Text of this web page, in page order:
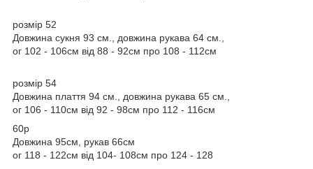
розмір 52
Довжина сукня 93 см., довжина рукава 64 см.,
ог 102 - 106см від 88 - 92см про 108 - 112см
розмір 54
Довжина плаття 94 см., довжина рукава 65 см.,
ог 106 - 110см від 92 - 98см про 112 - 116см
60р
Довжина 95см, рукав 66см
ог 118 - 122см від 104- 108см про 124 - 128